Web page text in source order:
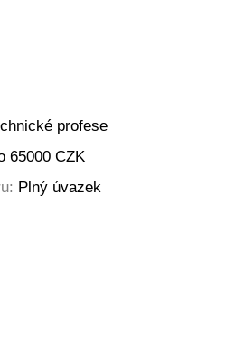
profese
65000 CZK
Plný úvazek